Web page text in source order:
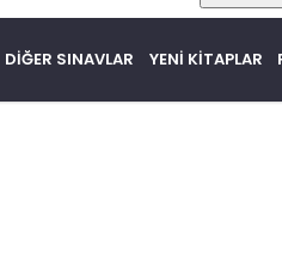
YENI KITAPLAR
DİĞER SINAVLAR